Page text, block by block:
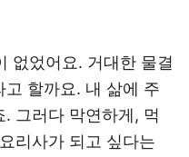
없었어요. 거대한 물결
할까요. 내 삶에 주
그러다 막연하게, 먹
리사가 되고 싶다는